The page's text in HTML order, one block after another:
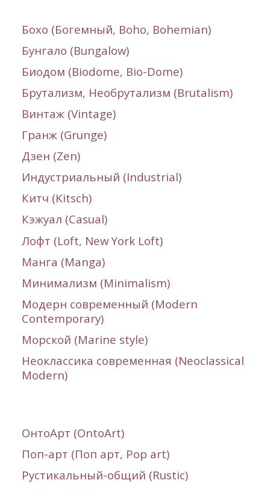
Бохо (Богемный, Boho, Bohemian)
Бунгало (Bungalow)
Биодом (Biodome, Bio-Dome)
Брутализм, Необрутализм (Brutalism)
Винтаж (Vintage)
Гранж (Grunge)
Дзен (Zen)
Индустриальный (Industrial)
Китч (Kitsch)
Кэжуал (Casual)
Лофт (Loft, New York Loft)
Манга (Manga)
Минимализм (Minimalism)
Модерн современный (Modern
Contemporary)
Морской (Marine style)
Неоклассика современная (Neoclassical
Modern)
ОнтоАрт (OntoArt)
Поп-арт (Поп арт, Pop art)
Рустикальный-общий (Rustic)